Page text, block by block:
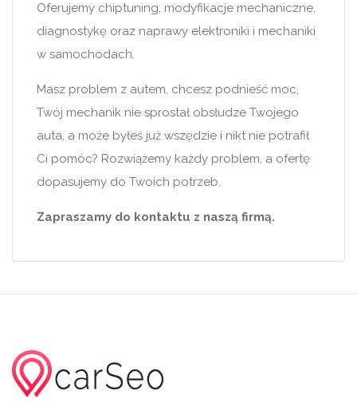
Oferujemy chiptuning, modyfikacje mechaniczne,
diagnostykę oraz naprawy elektroniki i mechaniki
w samochodach.
Masz problem z autem, chcesz podnieść moc,
Twój mechanik nie sprostał obsłudze Twojego
auta, a może byłeś już wszędzie i nikt nie potrafił
Ci pomóc? Rozwiążemy każdy problem, a ofertę
dopasujemy do Twoich potrzeb.
Zapraszamy do kontaktu z naszą firmą.